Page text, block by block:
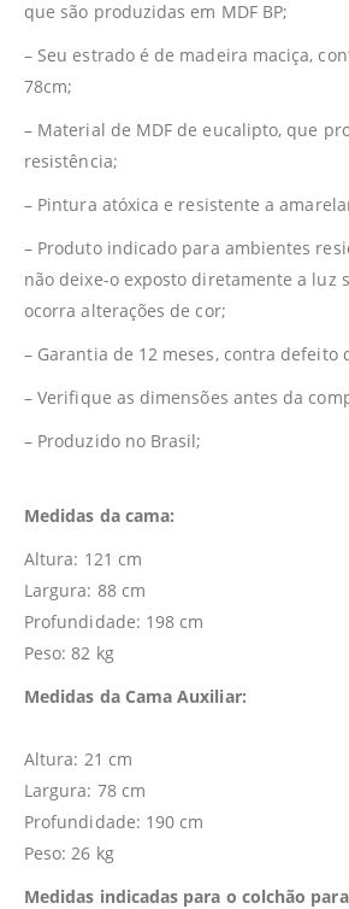
que são produzidas em MDF BP;
– Seu estrado é de madeira maciça,
78cm;
– Material de MDF de eucalipto, que
resistência;
– Pintura atóxica e resistente a
– Produto indicado para ambientes
não deixe-o exposto diretamente a luz
ocorra alterações de cor;
– Garantia de 12 meses, contra defeito
– Verifique as dimensões antes da
– Produzido no Brasil;
Medidas da cama:
Altura: 121 cm
Largura: 88 cm
Profundidade: 198 cm
Peso: 82 kg
Medidas da Cama Auxiliar:
Altura: 21 cm
Largura: 78 cm
Profundidade: 190 cm
Peso: 26 kg
Medidas indicadas para o colchão